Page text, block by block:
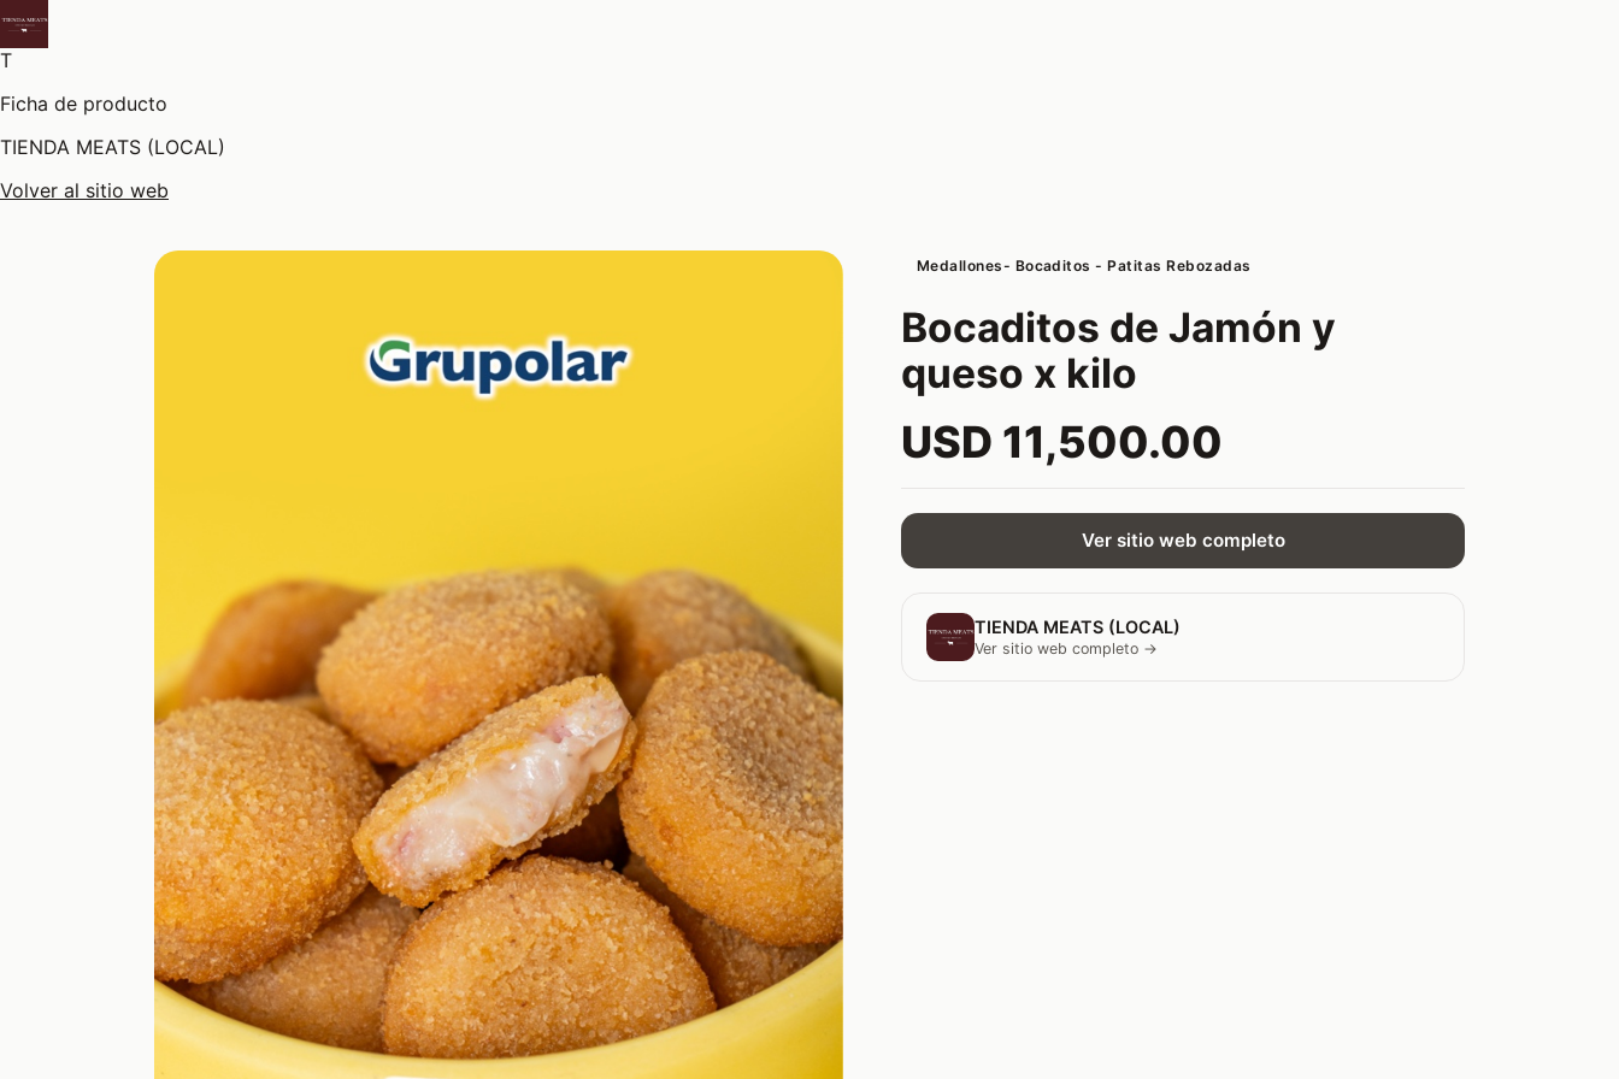
T
Ficha de producto
TIENDA MEATS (LOCAL)
Volver al sitio web
Medallones- Bocaditos - Patitas Rebozadas
Bocaditos de Jamón y
queso x kilo
USD 11,500.00
Ver sitio web completo
TIENDA MEATS (LOCAL)
Ver sitio web completo →